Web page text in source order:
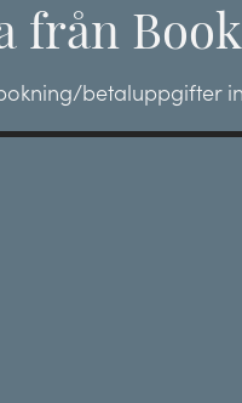
från
betaluppgifter